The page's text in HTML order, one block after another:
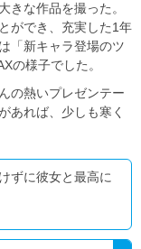
きな作品を撮った。
ができ、充実した1年
「新キャラ登場のツ
の様子でした。
の熱いプレゼンテー
あれば、少しも寒く
ずに彼女と最高に